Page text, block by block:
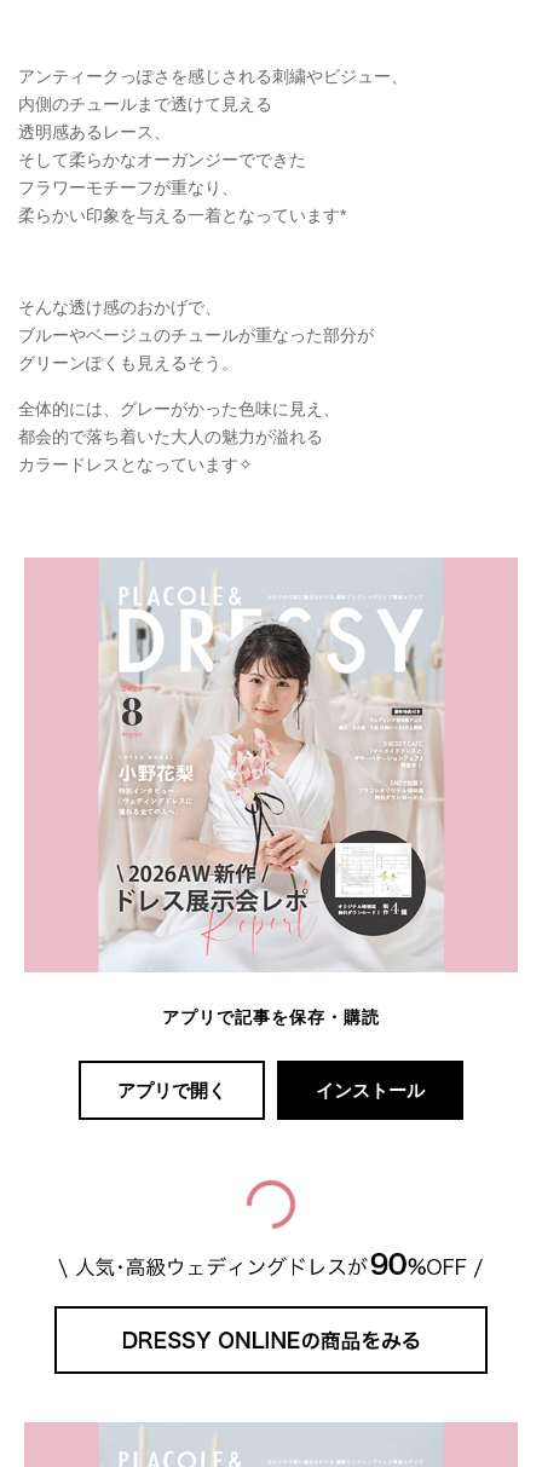
アンティークっぽさを感じされる刺繍やビジュー、
内側のチュールまで透けて見える
透明感あるレース、
そして柔らかなオーガンジーでできた
フラワーモチーフが重なり、
柔らかい印象を与える一着となっています*
そんな透け感のおかげで、
ブルーやベージュのチュールが重なった部分が
グリーンぽくも見えるそう。
全体的には、グレーがかった色味に見え、
都会的で落ち着いた大人の魅力が溢れる
カラードレスとなっています✧
アプリで記事を保存・購読
アプリで開く インストール